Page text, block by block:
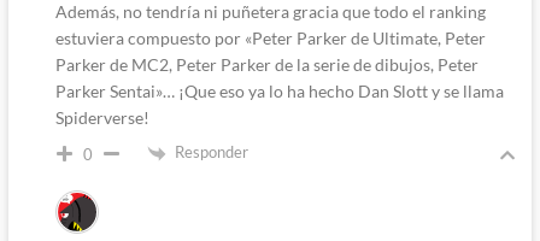
Además, no tendría ni puñetera gracia que todo el ranking
estuviera compuesto por «Peter Parker de Ultimate, Peter
Parker de MC2, Peter Parker de la serie de dibujos, Peter
Parker Sentai»… ¡Que eso ya lo ha hecho Dan Slott y se llama
Spiderverse!
0 Responder